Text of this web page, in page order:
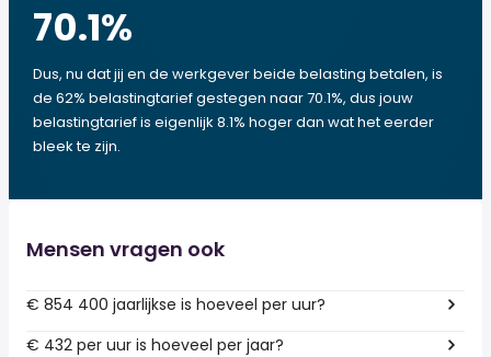
70.1%
Dus, nu dat jij en de werkgever beide belasting betalen, is
de 62% belastingtarief gestegen naar 70.1%, dus jouw
belastingtarief is eigenlijk 8.1% hoger dan wat het eerder
bleek te zijn.
Mensen vragen ook
€ 854 400 jaarlijkse is hoeveel per uur?
€ 432 per uur is hoeveel per jaar?